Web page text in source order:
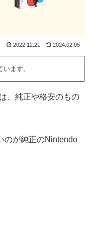
2022.12.21 2024.02.05
ます。
、純正や格安のもの
のが純正のNintendo